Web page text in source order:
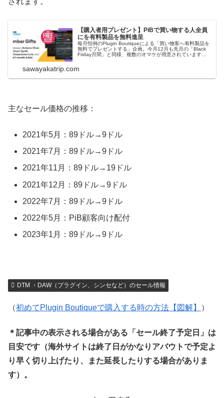
【購入者用プレゼント】PiBで買い物する人全員
にを有料製品を無料進呈
毎月恒例のPlugin Boutiqueによる「買い物客へ有料製品を
無料でプレゼントする」企画。今月12月も先月の「Black
Friday月間」と同様、複数のオマケが用意されています。
sawayakatrip.com
主なセール価格の推移：
2021年5月：89ドル→9ドル
2021年7月：89ドル→9ドル
2021年11月：89ドル→19ドル
2021年12月：89ドル→9ドル
2022年7月：89ドル→9ドル
2022年5月：PiB顧客向け配付
2023年1月：89ドル→9ドル
DTM ・DAW（プラグイン、シンセなど）のセール情報
（初めてPlugin Boutiqueで購入する時の方法【図解】 ）
＊記事中の表示される場合がある「セール終了予定日」は
目安です（海外サイトは終了日がかなりアバウトで予定よ
り早く切り上げたり、また延長したりする場合がありま
す）。